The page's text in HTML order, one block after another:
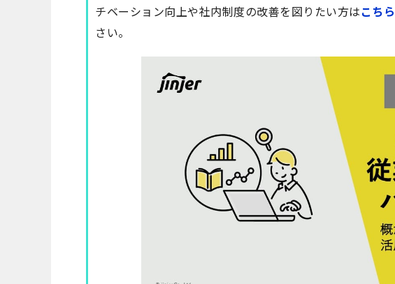
チベーション向上や社内制度の改善を図りたい方はこちら
さい。